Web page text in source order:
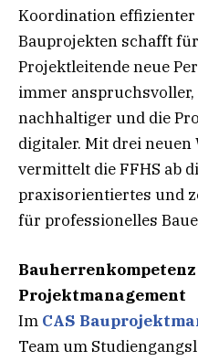
Koordination effizienter
Bauprojekten schafft
Projektleitende neue
immer
nachhaltiger und die
digitaler. Mit drei
vermittelt die FFHS ab
praxisorientiertes und
für professionelles
Projektmanagement
Im CAS
Team um